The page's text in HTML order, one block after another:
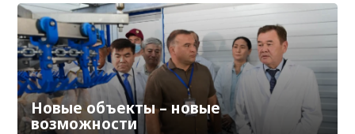
Новые объекты – новые
возможности